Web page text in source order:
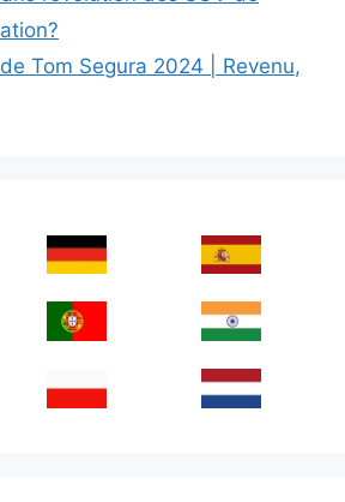
Tom Segura 2024 | Revenu,